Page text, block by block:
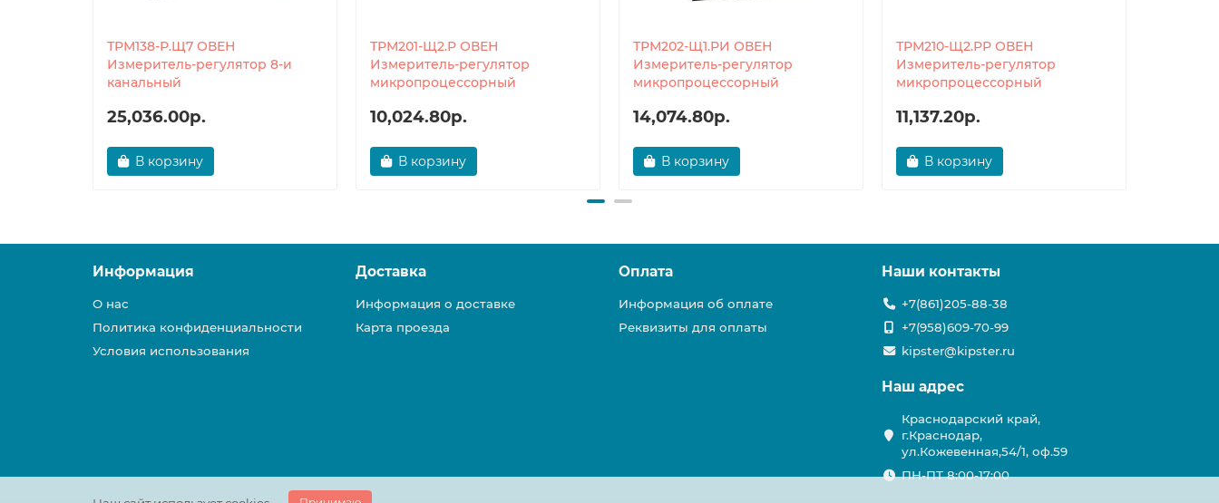
ТРМ138-Р.Щ7 ОВЕН
Измеритель-регулятор 8-и
канальный
25,036.00р.
В корзину
ТРМ201-Щ2.Р ОВЕН
Измеритель-регулятор
микропроцессорный
10,024.80р.
В корзину
ТРМ202-Щ1.РИ ОВЕН
Измеритель-регулятор
микропроцессорный
14,074.80р.
В корзину
ТРМ210-Щ2.РР ОВЕН
Измеритель-регулятор
микропроцессорный
11,137.20р.
В корзину
Информация
О нас
Политика конфиденциальности
Условия использования
Доставка
Информация о доставке
Карта проезда
Оплата
Информация об оплате
Реквизиты для оплаты
Наши контакты
+7(861)205-88-38
+7(958)609-70-99
kipster@kipster.ru
Наш адрес
Краснодарский край,
г.Краснодар,
ул.Кожевенная,54/1, оф.59
ПН-ПТ 8:00-17:00